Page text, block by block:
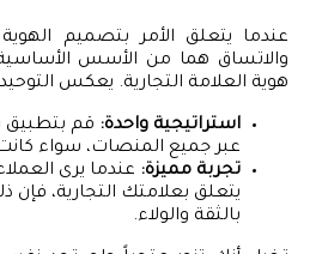
عندما يتعلق الأمر بتصميم الهوية
والاتساق هما من الأسس
هوية العلامة التجارية. يعكس
استراتيجية واحدة: قم بتطبيق
عبر جميع المنصات، سواء
تجربة مميزة: عندما يرى
يتعلق بعلامتك التجارية،
بالثقة والولاء.